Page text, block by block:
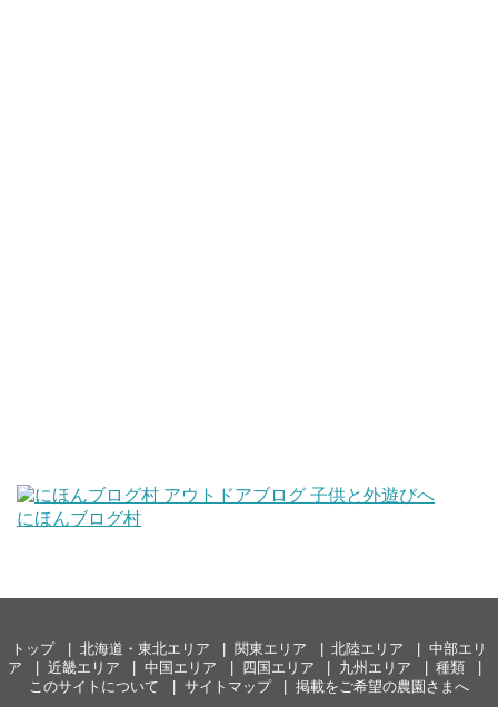
にほんブログ村
トップ 北海道・東北エリア 関東エリア 北陸エリア
中部エリ
ア
近畿エリア 中国エリア 四国エリア 九州エリア
種類
このサイトについて
サイトマップ 掲載をご希望の農園さまへ